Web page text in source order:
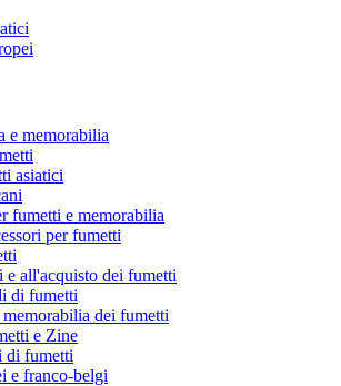
e memorabilia
asiatici
fumetti e memorabilia
per fumetti
e all'acquisto dei fumetti
di fumetti
dei fumetti
e Zine
di fumetti
e franco-belgi